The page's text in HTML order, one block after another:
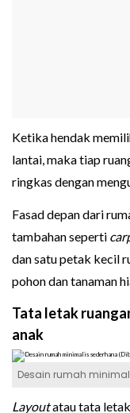
Ketika hendak
lantai, maka tiap
ringkas dengan
Fasad depan dari
tambahan seperti
dan satu petak kecil
pohon dan tanaman
Tata letak
anak
Desain rumah
Layoutatau tata